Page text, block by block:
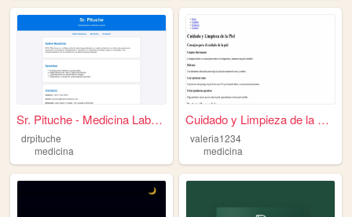
Sr. Pituche - Medicina Labor...
drpituche
medicina
Cuidado y Limpieza de la Piel
valeria1234
medicina